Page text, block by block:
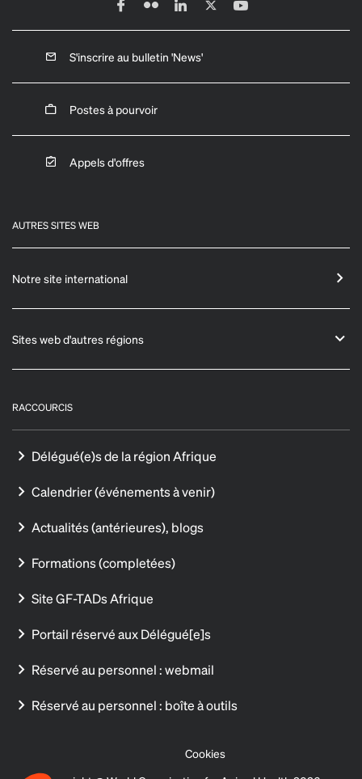
S'inscrire au bulletin 'News'
Postes à pourvoir
Appels d'offres
AUTRES SITES WEB
Notre site international
Sites web d'autres régions
RACCOURCIS
Délégué(e)s de la région Afrique
Calendrier (événements à venir)
Actualités (antérieures), blogs
Formations (completées)
Site GF-TADs Afrique
Portail réservé aux Délégué[e]s
Réservé au personnel : webmail
Réservé au personnel : boîte à outils
Cookies